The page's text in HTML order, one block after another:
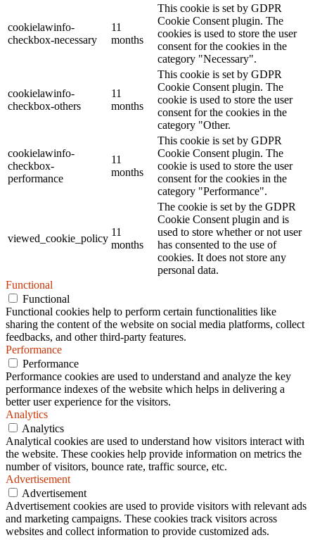
cookielawinfo-
checkbox-necessary
11
months
This cookie is set by GDPR
Cookie Consent plugin. The
cookies is used to store the user
consent for the cookies in the
category "Necessary".
cookielawinfo-
checkbox-others
11
months
This cookie is set by GDPR
Cookie Consent plugin. The
cookie is used to store the user
consent for the cookies in the
category "Other.
cookielawinfo-
checkbox-
performance
11
months
This cookie is set by GDPR
Cookie Consent plugin. The
cookie is used to store the user
consent for the cookies in the
category "Performance".
viewed_cookie_policy
11
months
The cookie is set by the GDPR
Cookie Consent plugin and is
used to store whether or not user
has consented to the use of
cookies. It does not store any
personal data.
Functional
Functional
Functional cookies help to perform certain functionalities like
sharing the content of the website on social media platforms, collect
feedbacks, and other third-party features.
Performance
Performance
Performance cookies are used to understand and analyze the key
performance indexes of the website which helps in delivering a
better user experience for the visitors.
Analytics
Analytics
Analytical cookies are used to understand how visitors interact with
the website. These cookies help provide information on metrics the
number of visitors, bounce rate, traffic source, etc.
Advertisement
Advertisement
Advertisement cookies are used to provide visitors with relevant ads
and marketing campaigns. These cookies track visitors across
websites and collect information to provide customized ads.